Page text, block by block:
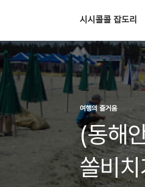
시시콜콜 잡도리
여행의 즐거움
(동해
쏠비